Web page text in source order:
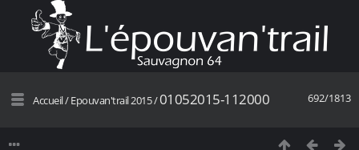
692/1813
Accueil/Epouvan'trail 2015/01052015-112000